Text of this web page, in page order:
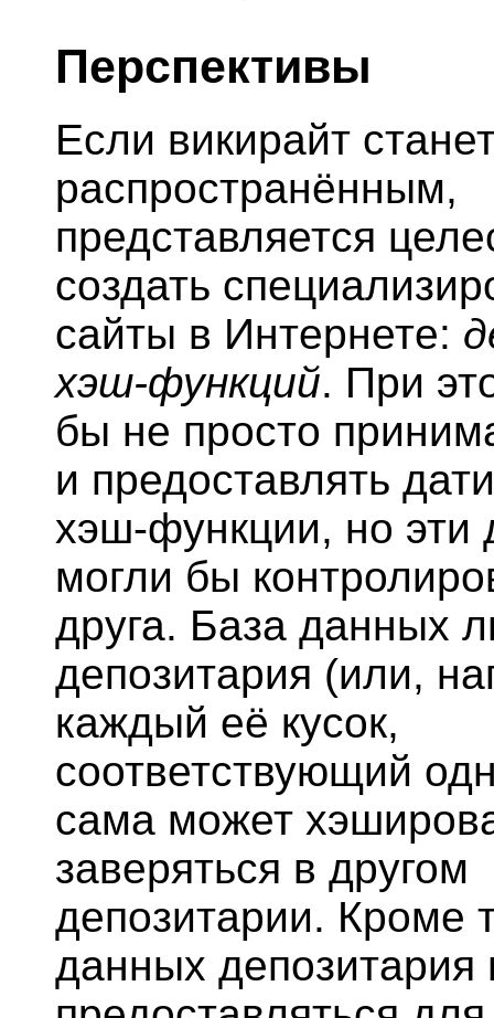
Перспективы
Если викирайт
распространённым,
представляется
создать
сайты в Интернете:
хэш-функций. При
бы не просто
и предоставлять
хэш-функции, но эти
могли бы
друга. База данных
депозитария (или,
каждый её кусок,
соответствующий
сама может
заверяться в другом
депозитарии. Кроме
данных депозитария